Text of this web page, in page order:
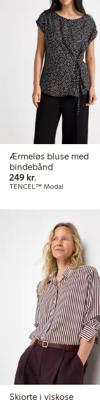
Ærmeløs bluse med
bindebånd
249 kr.
TENCEL™ Modal
Skjorte i viskose